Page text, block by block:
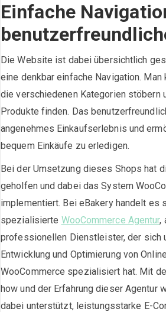
Einfache
Die Website ist dabei übersichtlich
eine denkbar einfache Navigation.
die verschiedenen Kategorien stöbern
Produkte finden. Das
angenehmes Einkaufserlebnis und
bequem Einkäufe zu erledigen.
Bei der Umsetzung dieses Shops hat
geholfen und dabei das System
implementiert. Bei eBakery handelt es
spezialisierte WooCommerce Agentur,
professionellen Dienstleister, der sich
Entwicklung und Optimierung von
WooCommerce spezialisiert hat. Mit
how und der Erfahrung dieser Agentur
dabei unterstützt, leistungsstarke E-